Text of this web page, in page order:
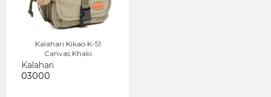
Kalahari Kikao K-51
Canvas Khaki
Kalahari
03000